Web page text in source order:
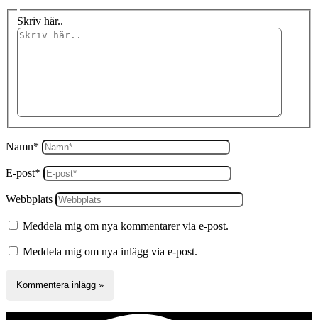
Skriv här..
Namn*
E-post*
Webbplats
Meddela mig om nya kommentarer via e-post.
Meddela mig om nya inlägg via e-post.